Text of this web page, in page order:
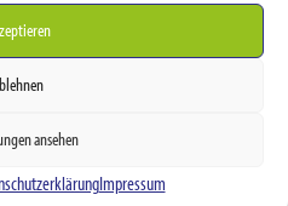
ansehen
Impressum